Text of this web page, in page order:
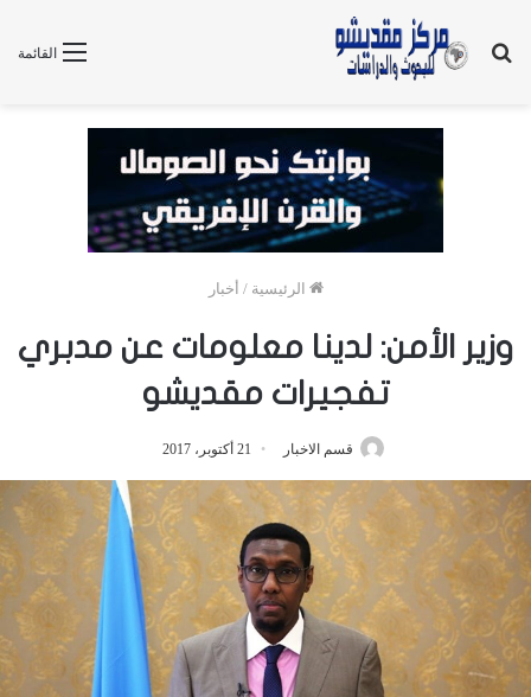
القائمة
بحث
الرئيسية / أخبار
وزير الأمن: لدينا معلومات عن مدبري
تفجيرات مقديشو
قسم الاخبار 21 أكتوبر، 2017